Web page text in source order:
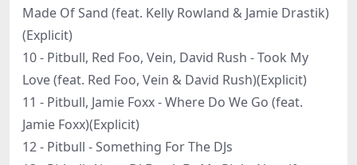
Made Of Sand (feat. Kelly Rowland & Jamie Drastik)
(Explicit)
10 - Pitbull, Red Foo, Vein, David Rush - Took My
Love (feat. Red Foo, Vein & David Rush)(Explicit)
11 - Pitbull, Jamie Foxx - Where Do We Go (feat.
Jamie Foxx)(Explicit)
12 - Pitbull - Something For The DJs